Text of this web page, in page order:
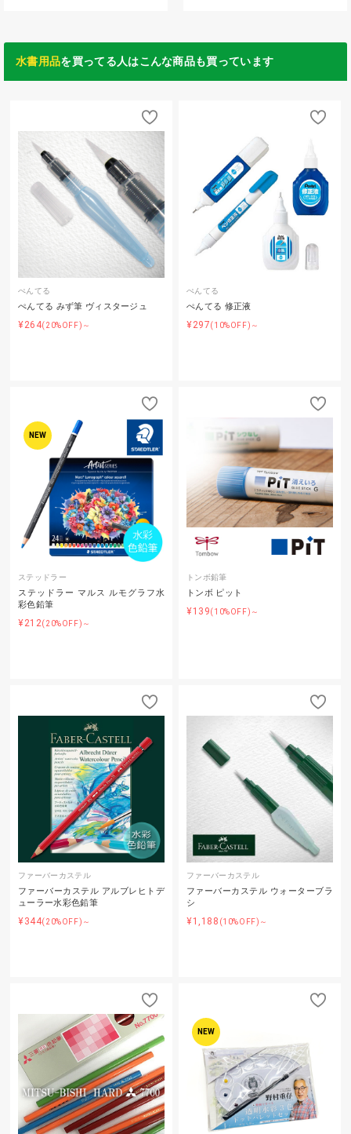
水書用品を買ってる人はこんな商品も買っています
ぺんてる
ぺんてる みず筆 ヴィスタージュ
¥264(20%OFF)～
ぺんてる
ぺんてる 修正液
¥297(10%OFF)～
NEW
ステッドラー
ステッドラー マルス ルモグラフ水
彩色鉛筆
¥212(20%OFF)～
トンボ鉛筆
トンボ ピット
¥139(10%OFF)～
ファーバーカステル
ファーバーカステル アルブレヒトデ
ューラー水彩色鉛筆
¥344(20%OFF)～
ファーバーカステル
ファーバーカステル ウォーターブラ
シ
¥1,188 (10%OFF)～
NEW